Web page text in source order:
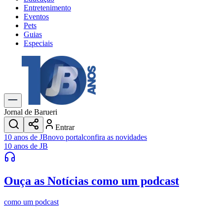
Entretenimento
Eventos
Pets
Guias
Especiais
Explore Tudo
Últimas Notícias
Previsão do Tempo
Trânsito e Rotas
Dia a Dia & Lazer
Transportes
Gastronomia
Cinema & Shows
JogosNovo
Para Sua Empresa
Anuncie no Portal
Cadastrar Empresa
Divulgar Vagas
Publicidade Legal
Jornal de Barueri
Entrar
10 anos de JBnovo portalconfira as novidades
10 anos de JB
Ouça as Notícias como um podcast
como um podcast